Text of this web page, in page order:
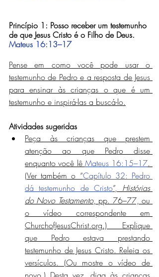
Princípio 1: Posso receber um testemunho
de que Jesus Cristo é o Filho de Deus.
Mateus 16:13–17
Pense em como você pode usar o
testemunho de Pedro e a resposta de Jesus
para ensinar às crianças o que é um
testemunho e inspirá-las a buscá-lo.
Atividades sugeridas
Peça às crianças que prestem
atenção ao que Pedro disse
enquanto você lê Mateus 16:15–17.
(Ver também o “Capítulo 32: Pedro
dá testemunho de Cristo”, Histórias
do Novo Testamento, pp. 76–77, ou
o vídeo correspondente em
ChurchofJesusChrist.org.) Explique
que Pedro estava prestando
testemunho de Jesus Cristo. Releia os
versículos. (Ou mostre o vídeo de